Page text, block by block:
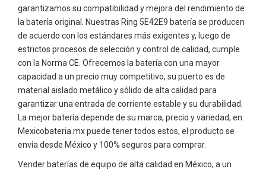
garantizamos su compatibilidad y mejora del rendimiento de
la batería original. Nuestras Ring 5E42E9 batería se producen
de acuerdo con los estándares más exigentes y, luego de
estrictos procesos de selección y control de calidad, cumple
con la Norma CE. Ofrecemos la batería con una mayor
capacidad a un precio muy competitivo, su puerto es de
material aislado metálico y sólido de alta calidad para
garantizar una entrada de corriente estable y su durabilidad.
La mejor batería depende de su marca, precio y variedad, en
Mexicobateria.mx puede tener todos estos, el producto se
envia desde México y 100% seguros para comprar.
Vender baterías de equipo de alta calidad en México, a un